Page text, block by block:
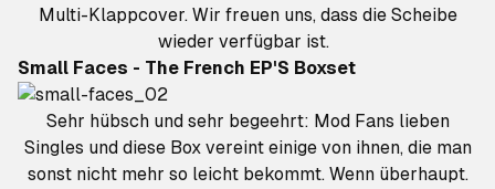
Multi-Klappcover. Wir freuen uns, dass die Scheibe
Small Faces - The French EP'S Boxset
Sehr hübsch und sehr begeehrt: Mod Fans lieben
Singles und diese Box vereint einige von ihnen, die man
sonst nicht mehr so leicht bekommt. Wenn überhaupt.